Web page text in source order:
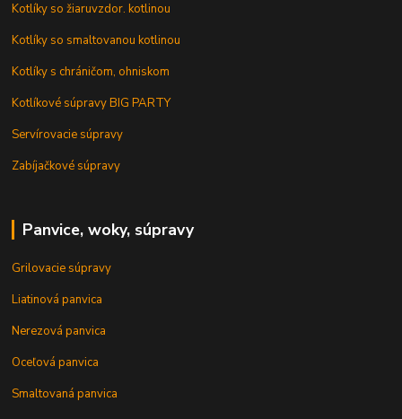
Kotlíky so žiaruvzdor. kotlinou
Kotlíky so smaltovanou kotlinou
Kotlíky s chráničom, ohniskom
Kotlíkové súpravy BIG PARTY
Servírovacie súpravy
Zabíjačkové súpravy
Panvice, woky, súpravy
Grilovacie súpravy
Liatinová panvica
Nerezová panvica
Oceľová panvica
Smaltovaná panvica